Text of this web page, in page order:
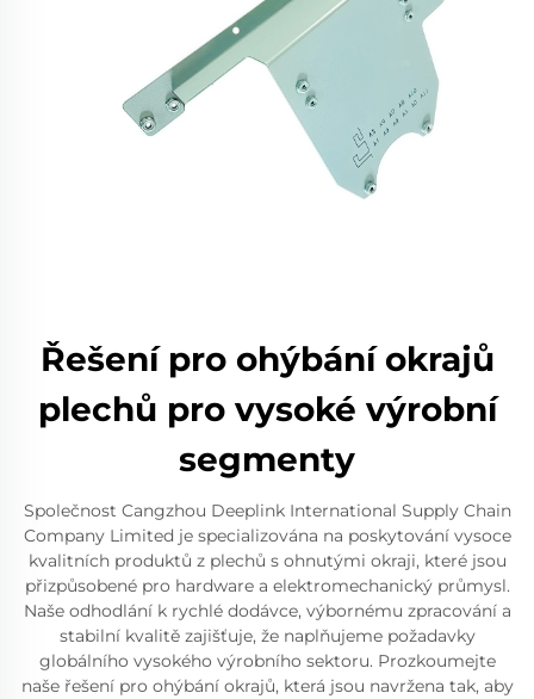
Řešení pro ohýbání okrajů
plechů pro vysoké výrobní
segmenty
Společnost Cangzhou Deeplink International Supply Chain
Company Limited je specializována na poskytování vysoce
kvalitních produktů z plechů s ohnutými okraji, které jsou
přizpůsobené pro hardware a elektromechanický průmysl.
Naše odhodlání k rychlé dodávce, výbornému zpracování a
stabilní kvalitě zajišťuje, že naplňujeme požadavky
globálního vysokého výrobního sektoru. Prozkoumejte
naše řešení pro ohýbání okrajů, která jsou navržena tak, aby